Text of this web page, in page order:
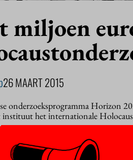
miljoen
26 MAART 2015
onderzoeksprogramma Horizon
instituut het internationale
(
European Holocaust Research
van zeven miljoen euro. Het
collecties over de Holocaust uit 51